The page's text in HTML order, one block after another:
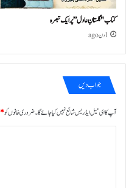
کتاب "گلستانِ عادل” پر ایک تبصرہ
1 دن ago
جواب دیں
آپ کا ای میل ایڈریس شائع نہیں کیا جائے گا۔ضروری خانوں کو*